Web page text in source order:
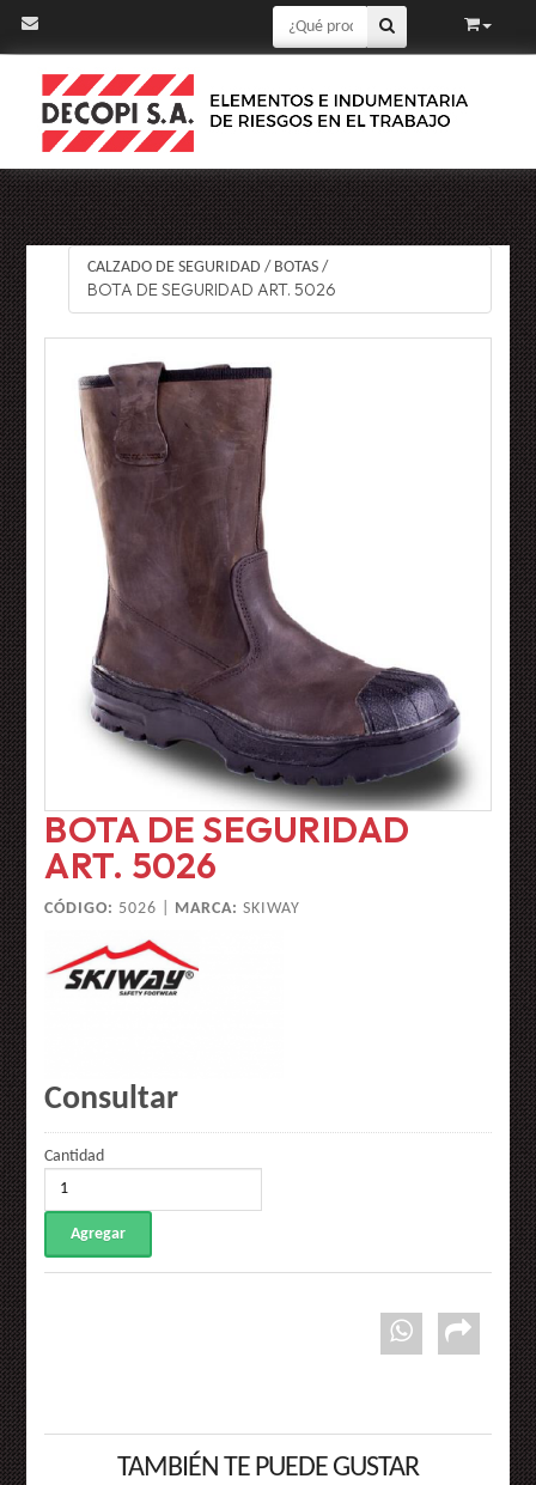
CALZADO DE SEGURIDAD / BOTAS /
BOTA DE SEGURIDAD ART. 5026
BOTA DE SEGURIDAD
ART. 5026
CÓDIGO: 5026 | MARCA: SKIWAY
Consultar
Cantidad
TAMBIÉN TE PUEDE GUSTAR